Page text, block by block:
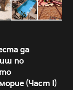
да
по
(Част I)